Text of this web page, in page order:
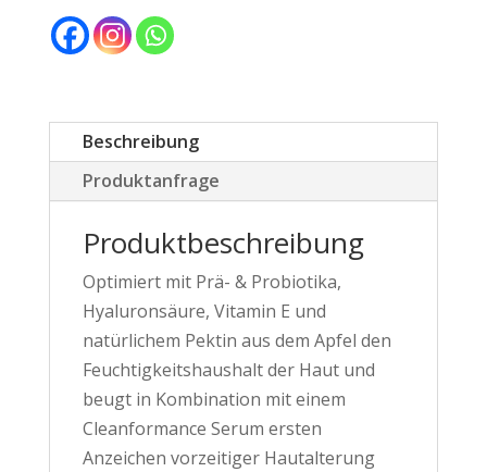
Menge
Beschreibung
Produktanfrage
Produktbeschreibung
Optimiert mit Prä- & Probiotika,
Hyaluronsäure, Vitamin E und
natürlichem Pektin aus dem Apfel den
Feuchtigkeitshaushalt der Haut und
beugt in Kombination mit einem
Cleanformance Serum ersten
Anzeichen vorzeitiger Hautalterung